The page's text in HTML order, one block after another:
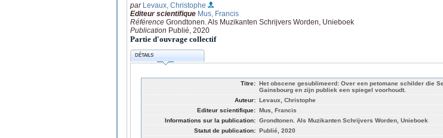
par Levaux, Christophe
Editeur scientifique Mus, Francis
Référence Grondtonen. Als Muzikanten Schrijvers Worden, Unieboek
Publication Publié, 2020
Partie d'ouvrage collectif
DÉTAILS
Titre: Het obscene gesublimeerd: Over een petomane schilder die
Gainsbourg en zijn publiek een spiegel voorhoudt.
Auteur: Levaux, Christophe
Editeur scientifique: Mus, Francis
Informations sur la publication: Grondtonen. Als Muzikanten Schrijvers Worden, Unieboek
Statut de publication: Publié, 2020